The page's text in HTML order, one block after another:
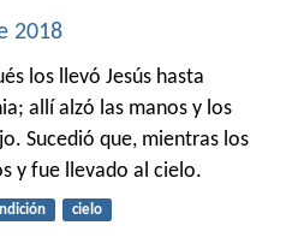
2018
los llevó Jesús hasta
allí alzó las manos y los
Sucedió que, mientras los
y fue llevado al cielo.
cielo